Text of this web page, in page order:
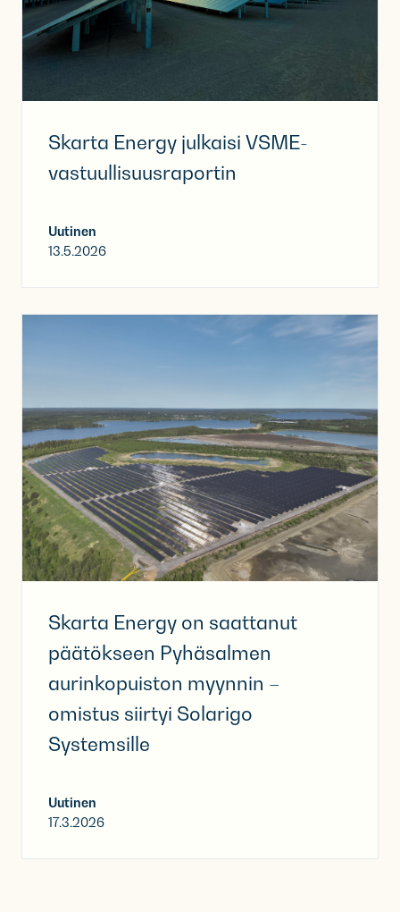
Skarta Energy julkaisi VSME-
vastuullisuusraportin
Uutinen
13.5.2026
Skarta Energy on saattanut
päätökseen Pyhäsalmen
aurinkopuiston myynnin –
omistus siirtyi Solarigo
Systemsille
Uutinen
17.3.2026